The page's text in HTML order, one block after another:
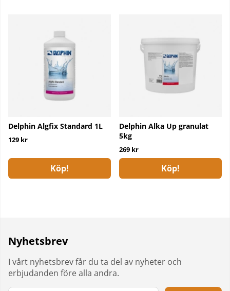
Delphin Algfix Standard 1L
129 kr
Köp!
Delphin Alka Up granulat
5kg
269 kr
Köp!
Nyhetsbrev
I vårt nyhetsbrev får du ta del av nyheter och
erbjudanden före alla andra.